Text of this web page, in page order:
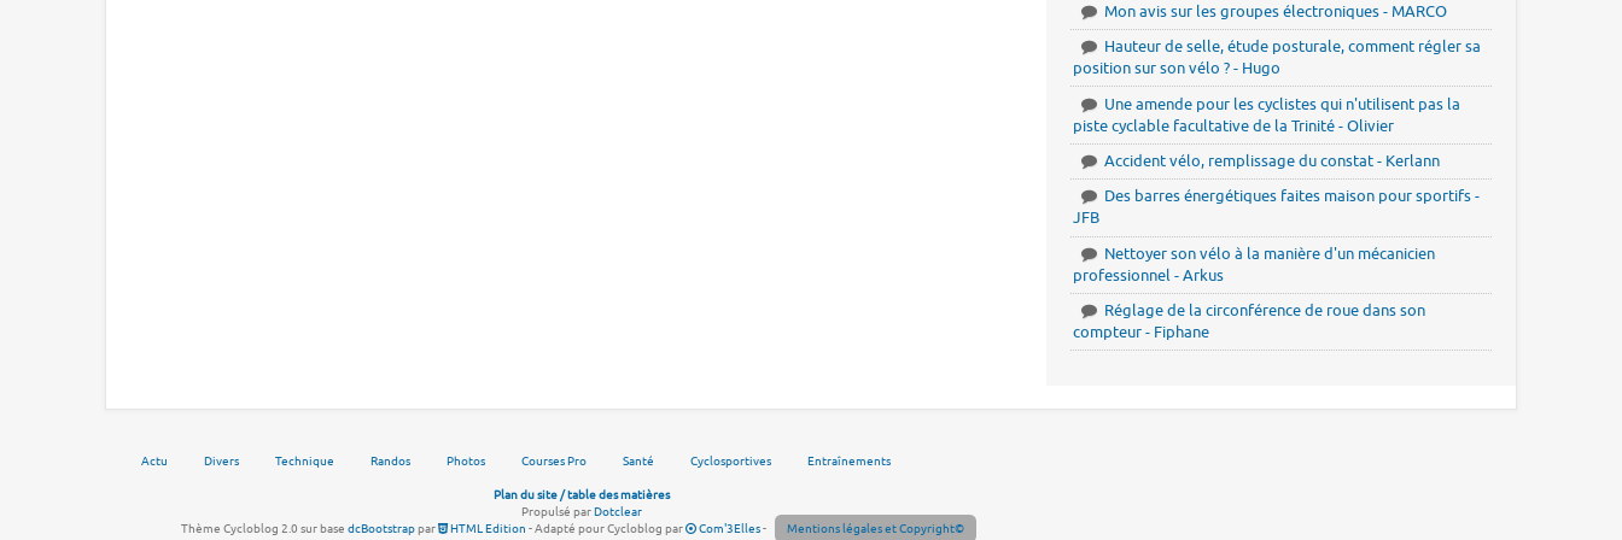
Mon avis sur les groupes électroniques - MARCO
Hauteur de selle, étude posturale, comment régler sa
position sur son vélo ? - Hugo
Une amende pour les cyclistes qui n'utilisent pas la
piste cyclable facultative de la Trinité - Olivier
Accident vélo, remplissage du constat - Kerlann
Des barres énergétiques faites maison pour sportifs -
JFB
Nettoyer son vélo à la manière d'un mécanicien
professionnel - Arkus
Réglage de la circonférence de roue dans son
compteur - Fiphane
Actu Divers Technique Randos Photos Courses Pro Santé Cyclosportives Entraînements
Plan du site / table des matières
Propulsé parDotclear
Thème Cycloblog 2.0 sur base dcBootstrappar HTML Edition - Adapté pour Cycloblog par Com'3Elles- Mentions légales et Copyright©